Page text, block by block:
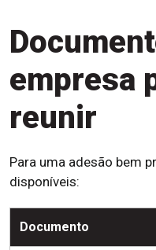
empresa
reunir
Para uma adesão bem
disponíveis:
Documento